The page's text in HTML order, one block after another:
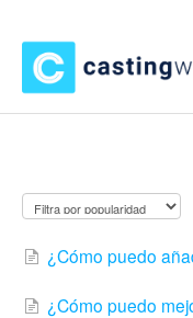
¿Cómo puedo
¿Cómo puedo